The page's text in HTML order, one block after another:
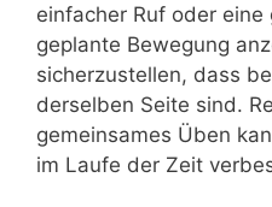
einfacher Ruf oder
geplante Bewegung
sicherzustellen, dass
derselben Seite sind.
gemeinsames Üben
im Laufe der Zeit